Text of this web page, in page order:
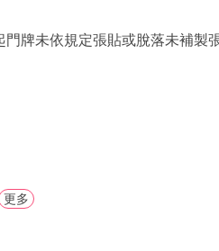
更多